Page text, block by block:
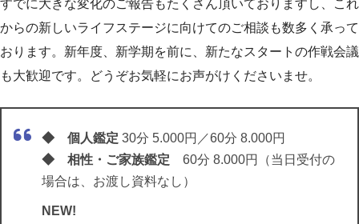
すでに大きな変化のご報告もたくさん頂いておりますし、これ
からの新しいライフステージに向けてのご相談も数多く承って
おります。新年度、新学期を前に、新たなスタートの作戦会議
も大歓迎です。どうぞお気軽にお声がけくださいませ。
◆ 個人鑑定 30分 5.000円／60分 8.000円
◆ 相性・ご家族鑑定 60分 8.000円（当日受付の
場合は、お渡し資料なし）
NEW!